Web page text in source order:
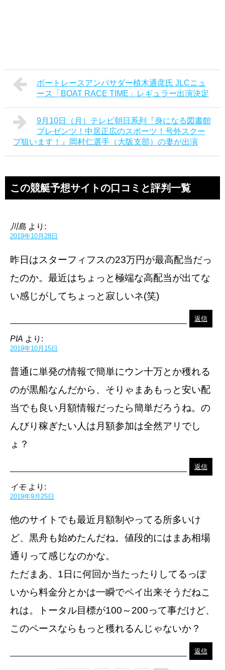
ボートレースアンバサダー植木通彦氏 JLCニュ
ース「BOAT RACE TIME」レギュラー出演決定
9月10日（月）テレビ朝日系列『身になる図書館
プレゼンツ！中居正広のスポーツ！号外スクー
プ狙います！』岡村仁選手（大阪支部）の妻が出演
この競艇予想サイトの口コミと評判一覧
川島 より:
2019年10月28日
昨日はスターフィフスの23万円が最高配当だっ
たのか。最近はちょっと極端な高配当が出てな
い感じがしてちょっと寂しいネ(笑)
返信
PIA より:
2019年10月15日
普通に単発の情報で簡単にウン十万とか穫れる
のが黒船なんだから、そりゃまあもっと安い配
当でも良い月額情報だったら簡単だろうね。の
んびり稼ぎたい人は月額参加は全然アリでし
ょ？
返信
イモ より:
2019年9月25日
他のサイトでも最近月額制やってる所多いけ
ど、黒舟も始めたんだね。値段的にはまあ相場
通りって感じなのかな。
ただまあ、1日に何回か当たったりしてるっぽ
いから料金分とかは一瞬でペイ出来そうだねこ
れは。トータル目標が100～200って事だけど、
このペースならもっと穫れるんじゃないか？
返信